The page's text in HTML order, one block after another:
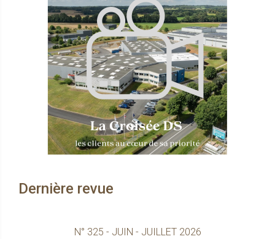
Dernière revue
N° 325 - JUIN - JUILLET 2026